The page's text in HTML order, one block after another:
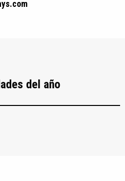
del año